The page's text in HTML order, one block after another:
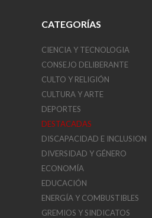
CATEGORÍAS
CIENCIA Y TECNOLOGIA
CONSEJO DELIBERANTE
CULTO Y RELIGIÓN
CULTURA Y ARTE
DEPORTES
DESTACADAS
DISCAPACIDAD E INCLUSION
DIVERSIDAD Y GÉNERO
ECONOMÍA
EDUCACIÓN
ENERGÍA Y COMBUSTIBLES
GREMIOS Y SINDICATOS